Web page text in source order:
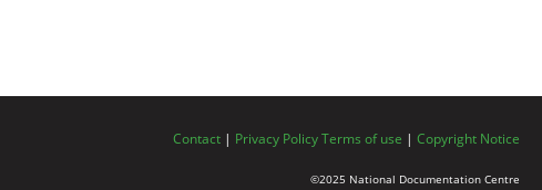
Contact | Privacy PolicyTerms of use | Copyright Notice
©2025 National Documentation Centre